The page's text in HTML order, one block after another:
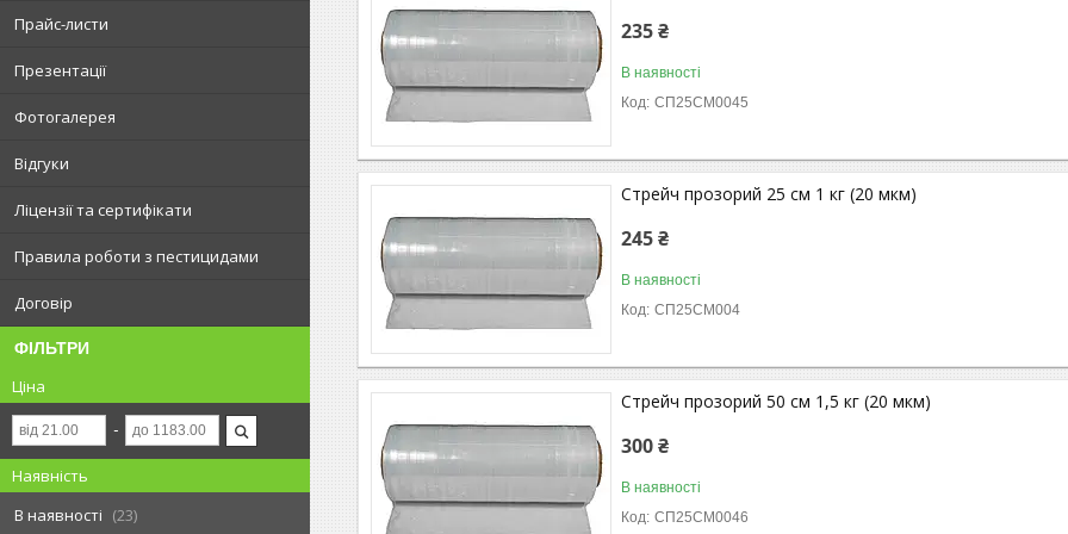
Прайс-листи
Презентації
Фотогалерея
Відгуки
Ліцензії та сертифікати
Правила роботи з пестицидами
Договір
ФІЛЬТРИ
Ціна
Наявність
В наявності
23
235 ₴
В наявності
СП25СМ0045
Стрейч прозорий 25 см 1 кг (20 мкм)
245 ₴
В наявності
СП25СМ004
Стрейч прозорий 50 см 1,5 кг (20 мкм)
300 ₴
В наявності
СП25СМ0046